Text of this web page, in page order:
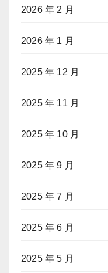
2026 年 2 月
2026 年 1 月
2025 年 12 月
2025 年 11 月
2025 年 10 月
2025 年 9 月
2025 年 7 月
2025 年 6 月
2025 年 5 月